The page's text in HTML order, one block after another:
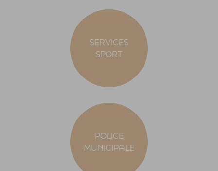
SERVICES
SPORT
POLICE
MUNICIPALE